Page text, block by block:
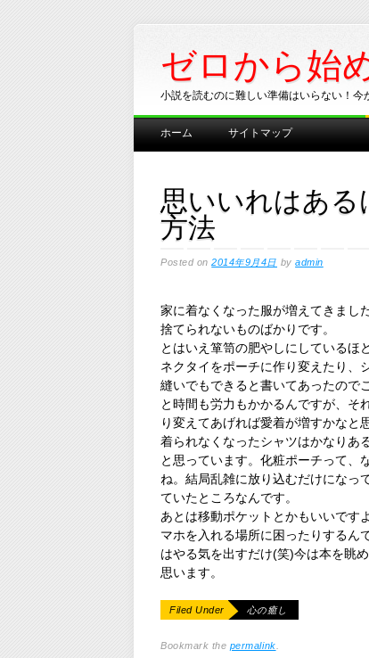
ゼロから始
小説を読むのに難しい準備はいらない！今
Main menu
Skip
ホーム サイトマップ
思いいれはある
方法
Posted on2014年9月4日 byadmin
家に着なくなった服が増えてきまし
捨てられないものばかりです。
とはいえ箪笥の肥やしにしているほ
ネクタイをポーチに作り変えたり、
縫いでもできると書いてあったので
と時間も労力もかかるんですが、そ
り変えてあげれば愛着が増すかなと
着られなくなったシャツはかなりあ
と思っています。化粧ポーチって、
ね。結局乱雑に放り込むだけになっ
ていたところなんです。
あとは移動ポケットとかもいいです
マホを入れる場所に困ったりするん
はやる気を出すだけ(笑)今は本を眺
思います。
Filed Under 心の癒し
Bookmark the permalink